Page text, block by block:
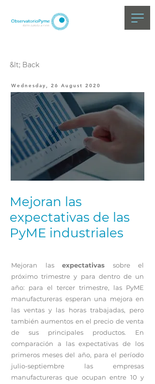
&lt; Back
Wednesday, 26 August 2020
Mejoran las
expectativas de las
PyME industriales
Mejoran las expectativas sobre el
próximo trimestre y para dentro de un
año: para el tercer trimestre, las PyME
manufactureras esperan una mejora en
las ventas y las horas trabajadas, pero
también aumentos en el precio de venta
de sus principales productos. En
comparación a las expectativas de los
primeros meses del año, para el período
julio-septiembre las empresas
manufactureras que ocupan entre 10 y